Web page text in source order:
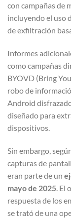
con campañas de
incluyendo el uso
de exfiltración
Informes
como campañas
BYOVD (Bring
robo de
Android
diseñado para
dispositivos.
Sin embargo,
capturas de
eran parte de un
mayo de 2025. El
respuesta de los
se trató de una